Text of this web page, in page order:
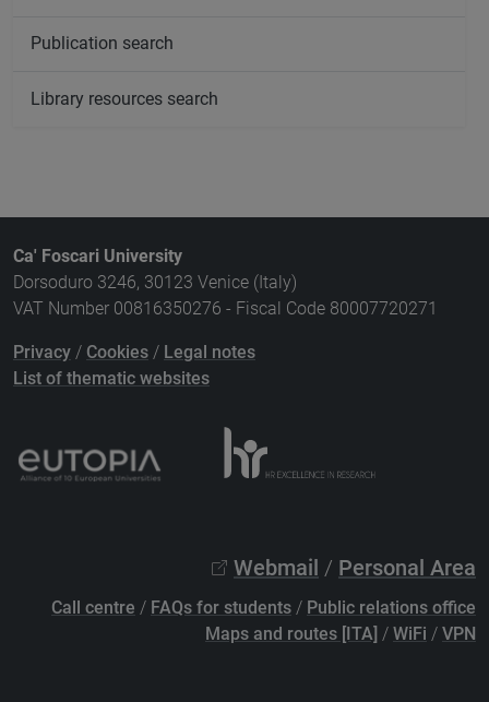
Publication search
Library resources search
Ca' Foscari University
Dorsoduro 3246, 30123 Venice (Italy)
VAT Number 00816350276 - Fiscal Code 80007720271
Privacy / Cookies / Legal notes
List of thematic websites
Webmail / Personal Area
Call centre / FAQs for students / Public relations office
Maps and routes [ITA] / WiFi / VPN